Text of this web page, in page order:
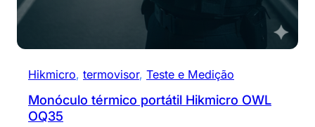
Hikmicro, termovisor, Teste e Medição
Monóculo térmico portátil Hikmicro OWL
OQ35